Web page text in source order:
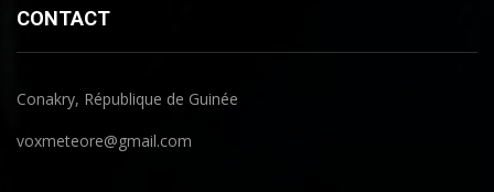
CONTACT
Conakry, République de Guinée
voxmeteore@gmail.com